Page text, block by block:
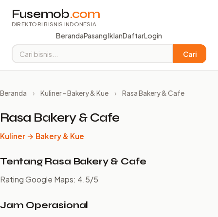
Fusemob.com
DIREKTORI BISNIS INDONESIA
BerandaPasang IklanDaftarLogin
Cari
Beranda › Kuliner - Bakery & Kue › Rasa Bakery & Cafe
Rasa Bakery & Cafe
Kuliner → Bakery & Kue
Tentang Rasa Bakery & Cafe
Rating Google Maps: 4.5/5
Jam Operasional